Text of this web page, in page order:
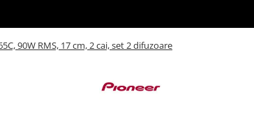
90W RMS, 17 cm, 2 cai, set 2 difuzoare